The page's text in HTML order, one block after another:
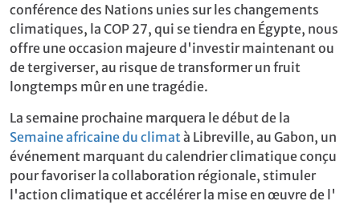
conférence des Nations unies sur les changements
climatiques, la COP 27, qui se tiendra en Égypte, nous
offre une occasion majeure d'investir maintenant ou
de tergiverser, au risque de transformer un fruit
longtemps mûr en une tragédie.
La semaine prochaine marquera le début de la
Semaine africaine du climat à Libreville, au Gabon, un
événement marquant du calendrier climatique conçu
pour favoriser la collaboration régionale, stimuler
l'action climatique et accélérer la mise en œuvre de l'